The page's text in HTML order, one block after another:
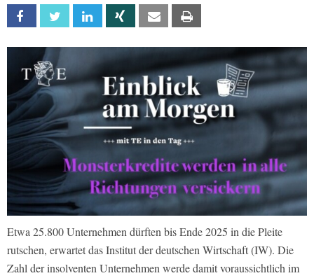
Facebook Twitter Linkedin Xing Email
Etwa 25.800 Unternehmen dürften bis Ende 2025 in die Pleite
rutschen, erwartet das Institut der deutschen Wirtschaft (IW). Die
Zahl der insolventen Unternehmen werde damit voraussichtlich im